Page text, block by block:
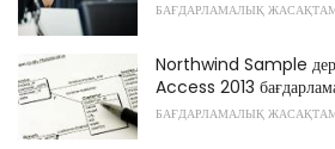
БАҒДАРЛАМАЛЫҚ
Northwind Sample
Access 2013
БАҒДАРЛАМАЛЫҚ